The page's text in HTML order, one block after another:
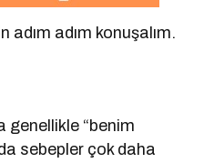
adım adım konuşalım.
genellikle “benim
sebepler çok daha